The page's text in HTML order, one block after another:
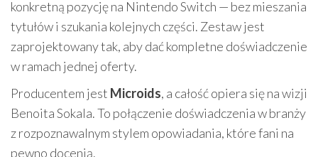
konkretną pozycję na Nintendo Switch — bez mieszania
tytułów i szukania kolejnych części. Zestaw jest
zaprojektowany tak, aby dać kompletne doświadczenie
w ramach jednej oferty.
Producentem jest Microids, a całość opiera się na wizji
Benoita Sokala. To połączenie doświadczenia w branży
z rozpoznawalnym stylem opowiadania, które fani na
pewno docenią.